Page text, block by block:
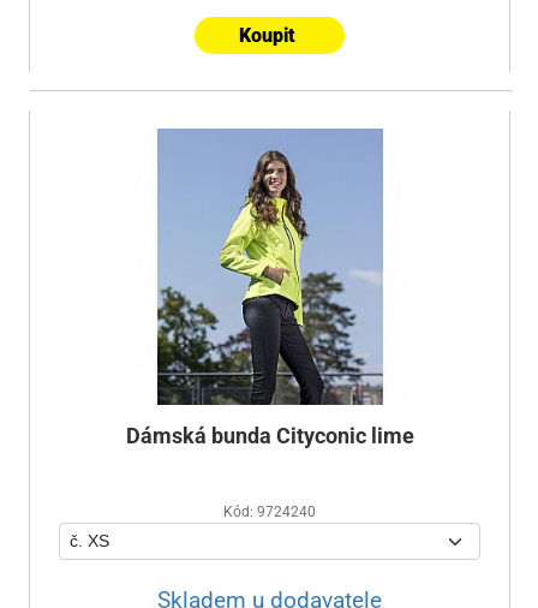
Koupit
Dámská bunda Cityconic lime
Kód: 9724240
Skladem u dodavatele